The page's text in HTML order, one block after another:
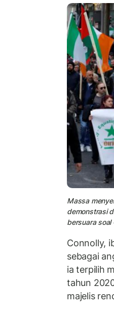
Massa
demonstrasi
bersuara soal
Connolly,
sebagai
ia terpilih
tahun
majelis